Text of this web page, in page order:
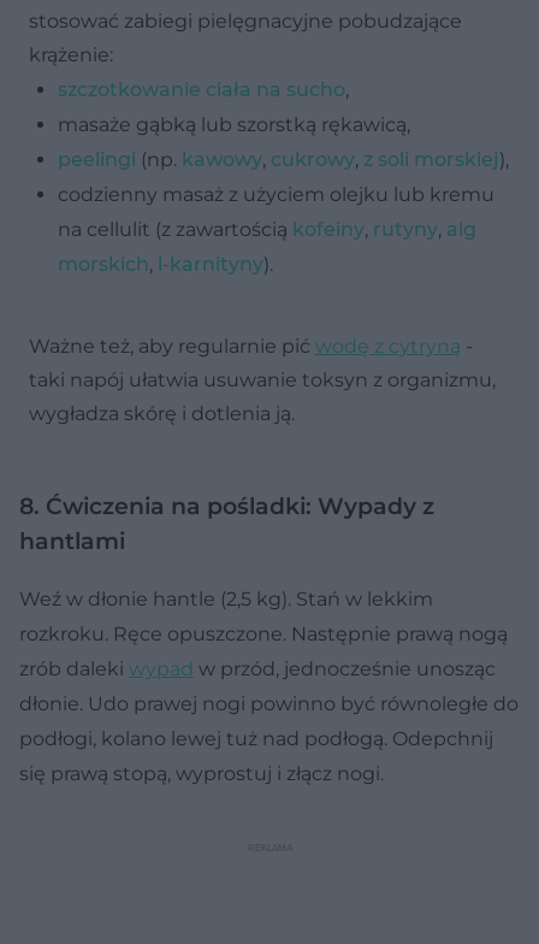
stosować zabiegi pielęgnacyjne pobudzające
krążenie:
szczotkowanie ciała na sucho,
masaże gąbką lub szorstką rękawicą,
peelingi (np. kawowy, cukrowy, z soli morskiej),
codzienny masaż z użyciem olejku lub kremu
na cellulit (z zawartością kofeiny, rutyny, alg
morskich, l-karnityny).
Ważne też, aby regularnie pić wodę z cytryną -
taki napój ułatwia usuwanie toksyn z organizmu,
wygładza skórę i dotlenia ją.
8. Ćwiczenia na pośladki: Wypady z
hantlami
Weź w dłonie hantle (2,5 kg). Stań w lekkim
rozkroku. Ręce opuszczone. Następnie prawą nogą
zrób daleki wypad w przód, jednocześnie unosząc
dłonie. Udo prawej nogi powinno być równoległe do
podłogi, kolano lewej tuż nad podłogą. Odepchnij
się prawą stopą, wyprostuj i złącz nogi.